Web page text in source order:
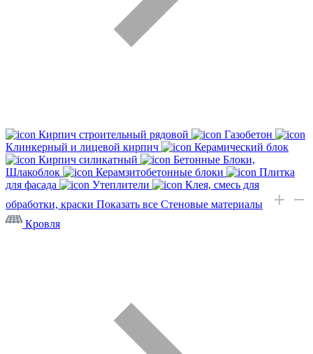
Кирпич строительный рядовой
Газобетон
Клинкерный и лицевой кирпич
Керамический блок
Кирпич силикатный
Бетонные Блоки,
Шлакоблок
Керамзитобетонные блоки
Плитка
для фасада
Утеплители
Клея, смесь для
обработки, краски Показать все Стеновые материалы
Кровля